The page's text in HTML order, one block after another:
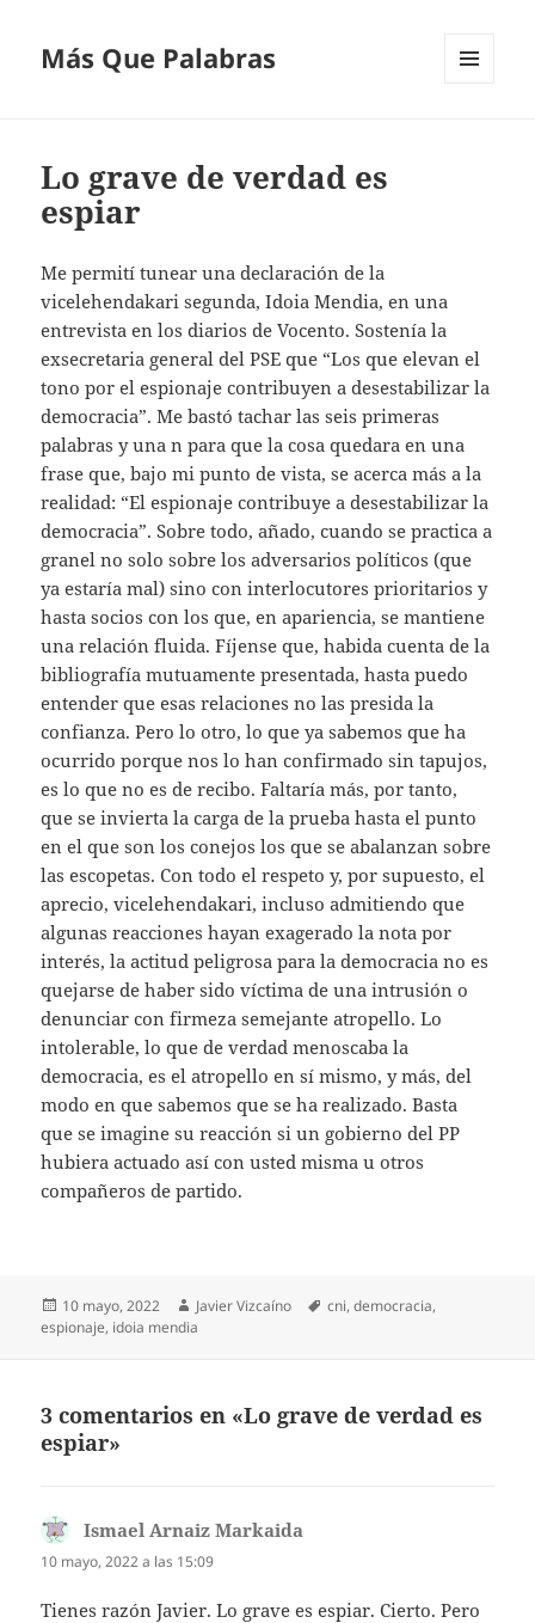
Más Que Palabras
Lo grave de verdad es
espiar
Me permití tunear una declaración de la
vicelehendakari segunda, Idoia Mendia, en una
entrevista en los diarios de Vocento. Sostenía la
exsecretaria general del PSE que “Los que elevan el
tono por el espionaje contribuyen a desestabilizar la
democracia”. Me bastó tachar las seis primeras
palabras y una n para que la cosa quedara en una
frase que, bajo mi punto de vista, se acerca más a la
realidad: “El espionaje contribuye a desestabilizar la
democracia”. Sobre todo, añado, cuando se practica a
granel no solo sobre los adversarios políticos (que
ya estaría mal) sino con interlocutores prioritarios y
hasta socios con los que, en apariencia, se mantiene
una relación fluida. Fíjense que, habida cuenta de la
bibliografía mutuamente presentada, hasta puedo
entender que esas relaciones no las presida la
confianza. Pero lo otro, lo que ya sabemos que ha
ocurrido porque nos lo han confirmado sin tapujos,
es lo que no es de recibo. Faltaría más, por tanto,
que se invierta la carga de la prueba hasta el punto
en el que son los conejos los que se abalanzan sobre
las escopetas. Con todo el respeto y, por supuesto, el
aprecio, vicelehendakari, incluso admitiendo que
algunas reacciones hayan exagerado la nota por
interés, la actitud peligrosa para la democracia no es
quejarse de haber sido víctima de una intrusión o
denunciar con firmeza semejante atropello. Lo
intolerable, lo que de verdad menoscaba la
democracia, es el atropello en sí mismo, y más, del
modo en que sabemos que se ha realizado. Basta
que se imagine su reacción si un gobierno del PP
hubiera actuado así con usted misma u otros
compañeros de partido.
Publicado
el
10 mayo, 2022 Autor
Javier Vizcaíno Etiquetas
cni,democracia,
espionaje, idoia mendia
3 comentarios en «Lo grave de verdad es
espiar»
Ismael Arnaiz Markaida
10 mayo, 2022 a las 15:09
Tienes razón Javier. Lo grave es espiar. Cierto. Pero